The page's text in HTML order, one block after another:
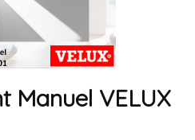
Manuel VELUX